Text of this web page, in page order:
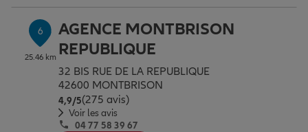
6
25.46 km
AGENCE MONTBRISON
REPUBLIQUE
32 BIS RUE DE LA REPUBLIQUE
42600 MONTBRISON
4,9/5Note de 4.9 sur 5
(275 avis)
Voir les avis
04 77 58 39 67